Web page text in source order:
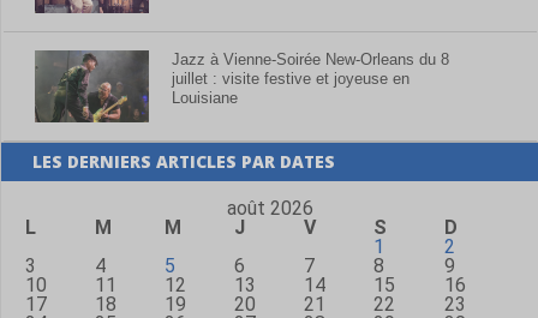
Jazz à Vienne-Soirée New-Orleans du 8
juillet : visite festive et joyeuse en
Louisiane
LES DERNIERS ARTICLES PAR DATES
août 2026
L
M M J V S
D
1
2
3
4 5 6 7 8
9
10
11 12 13 14 15
16
17
18 19 20 21 22
23